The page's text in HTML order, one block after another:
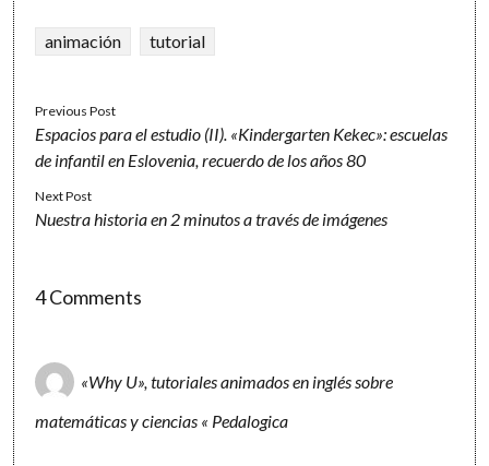
animación tutorial
Previous Post
Espacios para el estudio (II). «Kindergarten Kekec»: escuelas
de infantil en Eslovenia, recuerdo de los años 80
Next Post
Nuestra historia en 2 minutos a través de imágenes
4 Comments
«Why U», tutoriales animados en inglés sobre
matemáticas y ciencias « Pedalogica